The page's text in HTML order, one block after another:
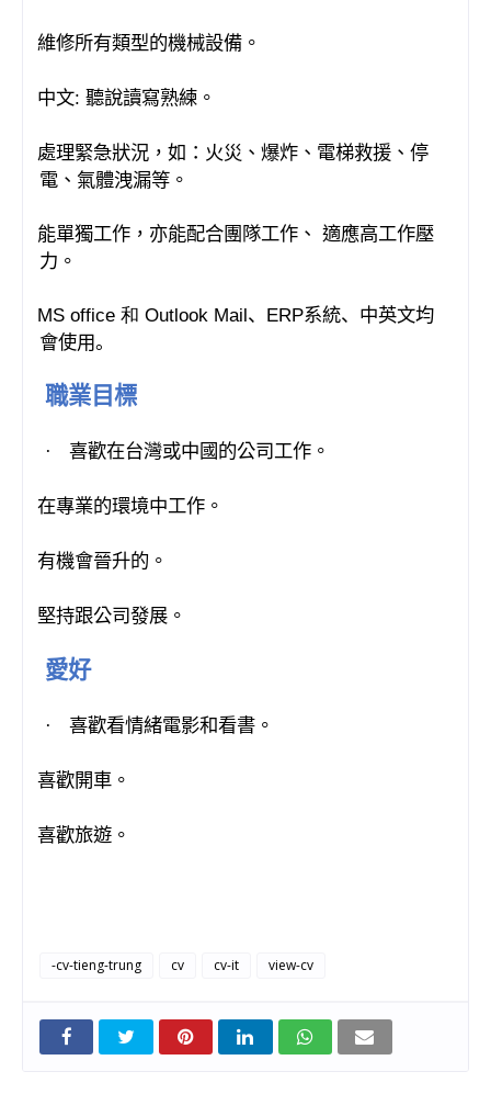
維修所有類型的機械設備。
中文: 聽說讀寫熟練 。
處理緊急狀況，如：火災、爆炸、電梯救援、停
電、氣體洩漏等。
能單獨工作 ， 亦能配合團隊工作 、 適應高工作壓
力。
MS office 和 Outlook Mail、 ERP系統、 中英文均
會使用。
職業目標
· 喜歡在台灣或中國的公司工作。
在專業的環境中工作。
有機會晉升的。
堅持跟公司發展。
愛好
· 喜歡看情緒電影和看書。
喜歡開車。
喜歡旅遊。
-cv-tieng-trung cv cv-it view-cv